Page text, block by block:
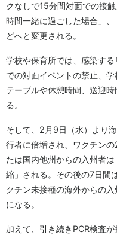
クなしで15分間対面での接
時間一緒に過ごした場合」
どへと変更される。
学校や保育所では、感染す
での対面イベントの禁止、
テーブルや休憩時間、送迎
る。
そして、2月9日（水）より
行者に倍増され、ワクチン
たは国内他州からの入州者
縮」される。その後の7日間
クチン未接種の海外からの
になる。
加えて、引き続きPCR検査